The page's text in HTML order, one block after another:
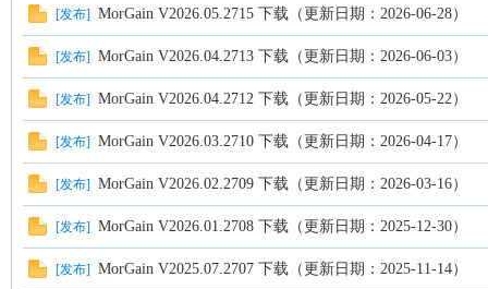
[发布] MorGain V2026.05.2715 下载（更新日期：2026-06-28）
[发布] MorGain V2026.04.2713 下载（更新日期：2026-06-03）
[发布] MorGain V2026.04.2712 下载（更新日期：2026-05-22）
[发布] MorGain V2026.03.2710 下载（更新日期：2026-04-17）
[发布] MorGain V2026.02.2709 下载（更新日期：2026-03-16）
[发布] MorGain V2026.01.2708 下载（更新日期：2025-12-30）
[发布] MorGain V2025.07.2707 下载（更新日期：2025-11-14）